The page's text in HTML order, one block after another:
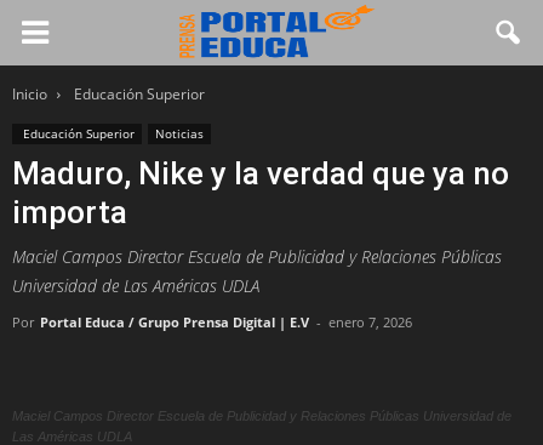
Inicio Educación Superior
Educación Superior Noticias
Maduro, Nike y la verdad que ya no
importa
Maciel Campos Director Escuela de Publicidad y Relaciones Públicas
Universidad de Las Américas UDLA
Por Portal Educa / Grupo Prensa Digital | E.V - enero 7, 2026
Maciel Campos Director Escuela de Publicidad y Relaciones Públicas Universidad de
Las Américas UDLA